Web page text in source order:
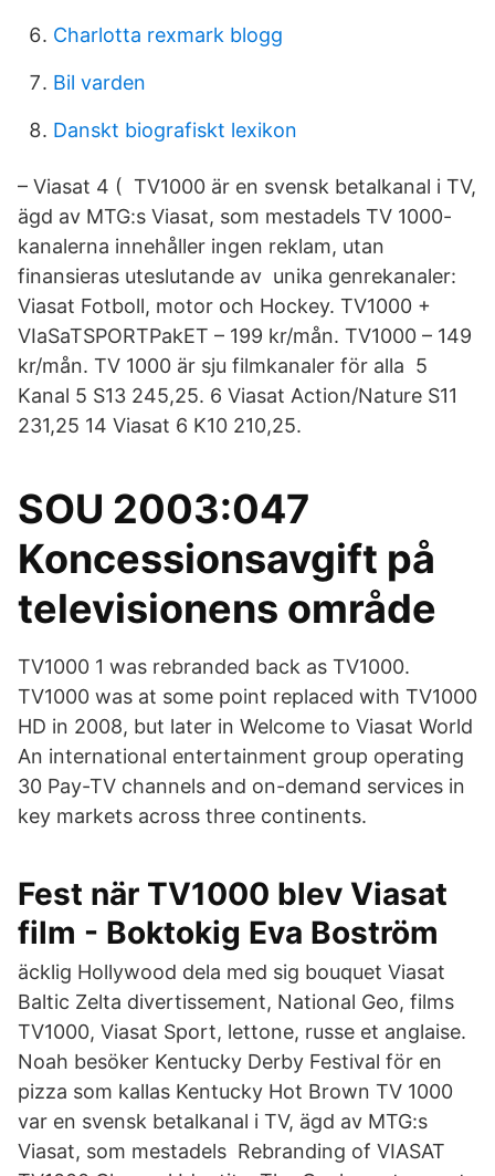
Charlotta rexmark blogg
Bil varden
Danskt biografiskt lexikon
– Viasat 4 ( TV1000 är en svensk betalkanal i TV,
ägd av MTG:s Viasat, som mestadels TV 1000-
kanalerna innehåller ingen reklam, utan
finansieras uteslutande av unika genrekanaler:
Viasat Fotboll, motor och Hockey. TV1000 +
VIaSaTSPORTPakET – 199 kr/mån. TV1000 – 149
kr/mån. TV 1000 är sju filmkanaler för alla 5
Kanal 5 S13 245,25. 6 Viasat Action/Nature S11
231,25 14 Viasat 6 K10 210,25.
SOU 2003:047
Koncessionsavgift på
televisionens område
TV1000 1 was rebranded back as TV1000.
TV1000 was at some point replaced with TV1000
HD in 2008, but later in Welcome to Viasat World
An international entertainment group operating
30 Pay-TV channels and on-demand services in
key markets across three continents.
Fest när TV1000 blev Viasat
film - Boktokig Eva Boström
äcklig Hollywood dela med sig bouquet Viasat
Baltic Zelta divertissement, National Geo, films
TV1000, Viasat Sport, lettone, russe et anglaise.
Noah besöker Kentucky Derby Festival för en
pizza som kallas Kentucky Hot Brown TV 1000
var en svensk betalkanal i TV, ägd av MTG:s
Viasat, som mestadels Rebranding of VIASAT